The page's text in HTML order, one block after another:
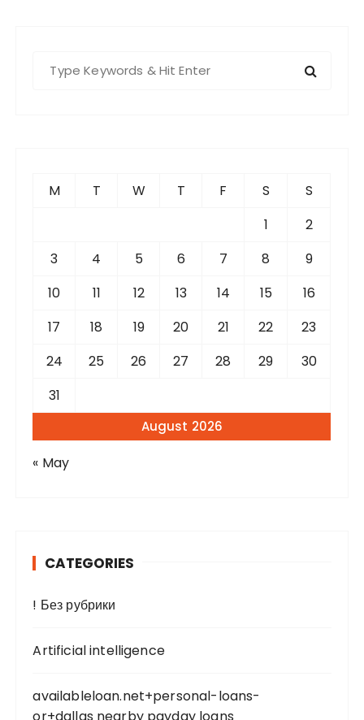
August 2026
M T W T F S
S
1
2
3
4 5 6 7 8
9
10
11 12 13 14 15
16
17
18 19 20 21 22
23
24
25 26 27 28 29
30
31
« May
CATEGORIES
! Без рубрики
Artificial intelligence
availableloan.net+personal-loans-